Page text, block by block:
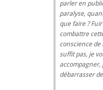
parler en
paralyse,
que faire ?
combattre
conscience de
suffit pas, je
accompagner,
débarrasser